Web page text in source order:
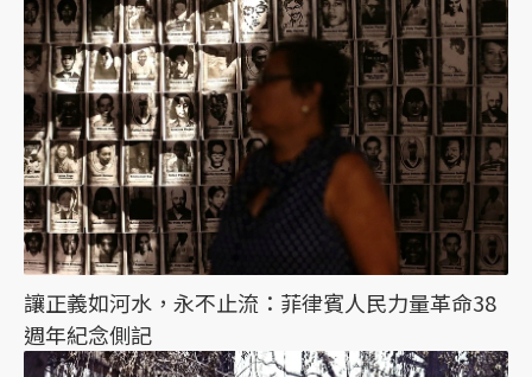
讓正義如河水，永不止流：菲律賓人民力量革命38
週年紀念側記